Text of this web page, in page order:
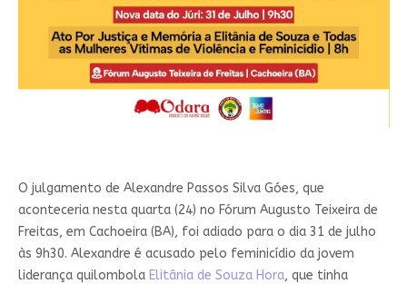
O julgamento de Alexandre Passos Silva Góes, que
aconteceria nesta quarta (24) no Fórum Augusto Teixeira de
Freitas, em Cachoeira (BA), foi adiado para o dia 31 de julho
às 9h30. Alexandre é acusado pelo feminicídio da jovem
liderança quilombola Elitânia de Souza Hora, que tinha